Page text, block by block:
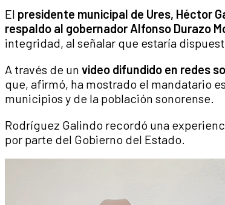
El presidente municipal de Ures, Héctor
respaldo al gobernador Alfonso Durazo
integridad, al señalar que estaría
A través de un video difundido en redes
que, afirmó, ha mostrado el mandatario
municipios y de la población sonorense.
Rodríguez Galindo recordó una
por parte del Gobierno del Estado.